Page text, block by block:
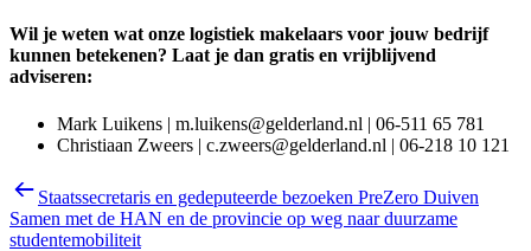
Wil je weten wat onze logistiek makelaars voor jouw bedrijf
kunnen betekenen? Laat je dan gratis en vrijblijvend
adviseren:
Mark Luikens | m.luikens@gelderland.nl | 06-511 65 781
Christiaan Zweers | c.zweers@gelderland.nl | 06-218 10 121
Staatssecretaris en gedeputeerde bezoeken PreZero Duiven
Samen met de HAN en de provincie op weg naar duurzame
studentemobiliteit